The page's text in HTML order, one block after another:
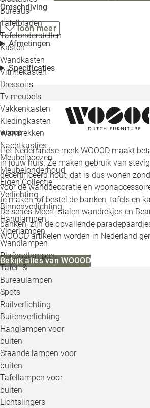
Bureaus
Tafelbladen
Tafelonderstellen
Kasten
Wandkasten
Vitrinekasten
Dressoirs
Tv meubels
Vakkenkasten
Kledingkasten
Wandrekken
Nachtkastjes
Meubelhoezen
Meubelonderhoud
Eigen Collectie
Verlichting
Binnenverlichting
Hanglampen
Vloerlampen
Wandlampen
Plafondlampen
Tafel- &
Bureaulampen
Spots
Railverlichting
Buitenverlichting
Hanglampen voor
buiten
Staande lampen voor
buiten
Tafellampen voor
buiten
Lichtslingers
Omschrijving
Toon meer
Afmetingen
Specificaties
WOOOD
Het Nederlandse merk WOOOD maakt
in jouw huis. Ze maken gebruik van
gecertificeerd hout, dat is dus wonen
voor de wanddecoratie en
te maken, of bestel de banken, tafels en
De series Meert, stalen wandrekjes en
banken, zijn de opvallende
WOOOD artikelen worden in Nederland
Bekijk alles van WOOOD